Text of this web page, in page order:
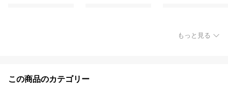
もっと見る
この商品のカテゴリー